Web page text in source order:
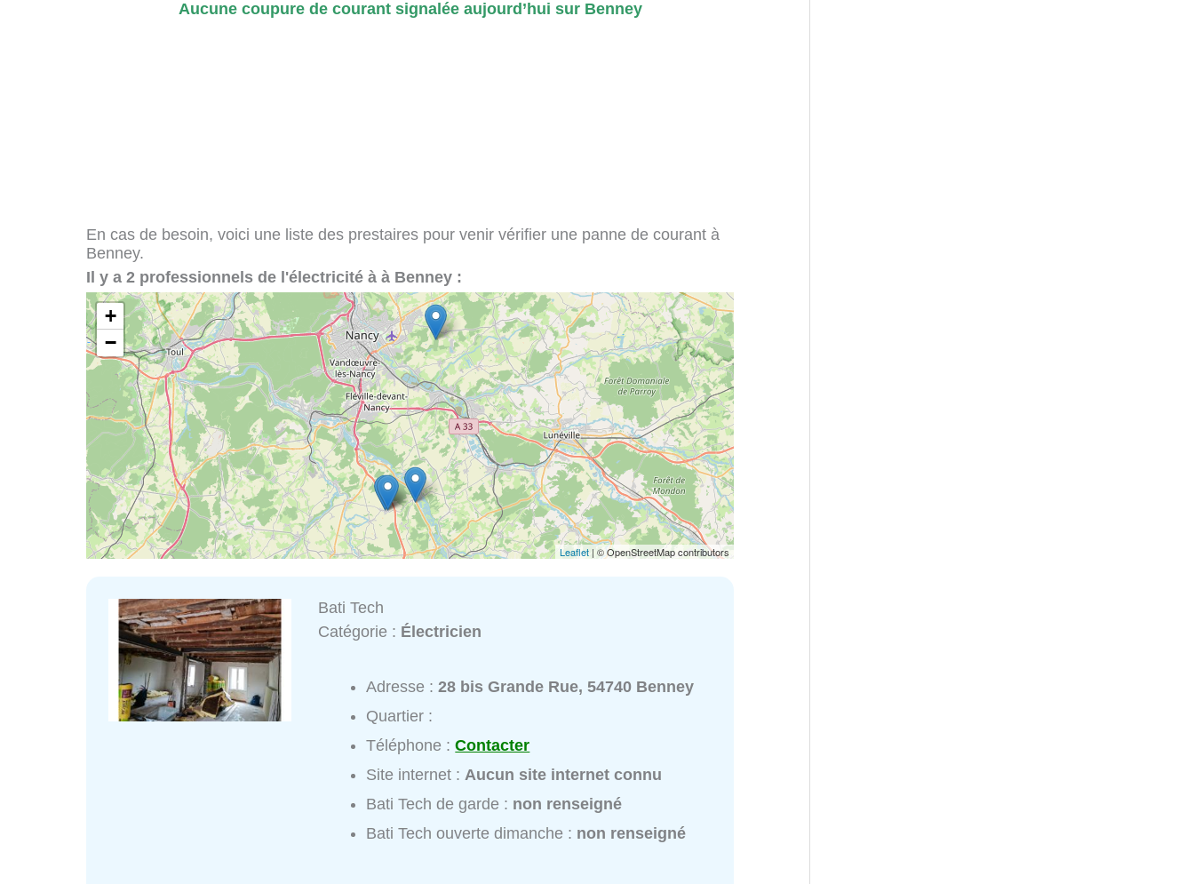
Aucune coupure de courant signalée aujourd’hui sur Benney
En cas de besoin, voici une liste des prestaires pour venir vérifier une panne de courant à
Benney.
Il y a 2 professionnels de l'électricité à à Benney :
+
−
Leaflet | © OpenStreetMap contributors
Bati Tech
Catégorie : Électricien
Adresse :28 bis Grande Rue, 54740 Benney
Quartier :
Téléphone :Contacter
Site internet : Aucun site internet connu
Bati Tech de garde : non renseigné
Bati Tech ouverte dimanche : non renseigné